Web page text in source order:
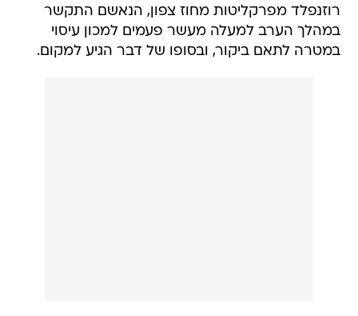
רוזנפלד מפרקליטות מחוז צפון, הנאשם התקשר
במהלך הערב למעלה מעשר פעמים למכון עיסוי
במטרה לתאם ביקור, ובסופו של דבר הגיע למקום.